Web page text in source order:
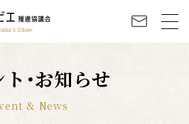
ト･お知らせ
& News